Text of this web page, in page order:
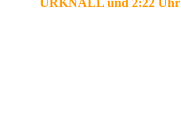
URKNALL und 2:22 Uhr